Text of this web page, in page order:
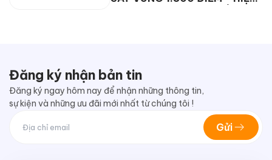
Đăng ký nhận bản tin
Đăng ký ngay hôm nay để nhận những thông tin,
sự kiện và những ưu đãi mới nhất từ chúng tôi !
Gửi